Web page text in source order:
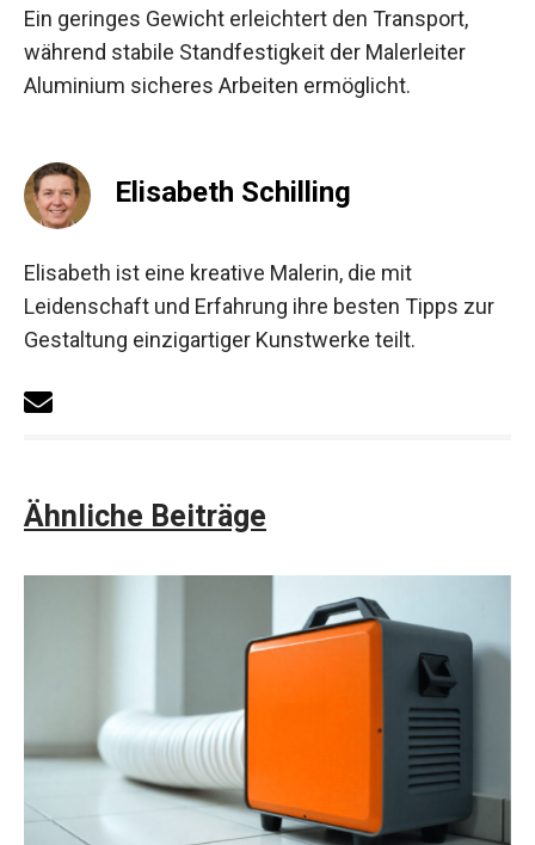
Ein geringes Gewicht erleichtert den Transport,
während stabile Standfestigkeit der Malerleiter
Aluminium sicheres Arbeiten ermöglicht.
Elisabeth Schilling
Elisabeth ist eine kreative Malerin, die mit
Leidenschaft und Erfahrung ihre besten Tipps zur
Gestaltung einzigartiger Kunstwerke teilt.
Ähnliche Beiträge